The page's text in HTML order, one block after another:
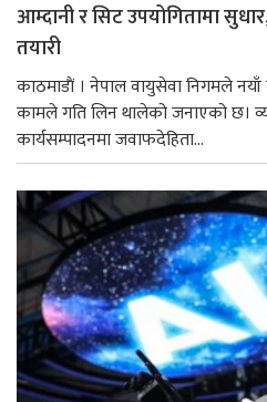
आम्दानी र सिट उपयोगितामा
तयारी
काठमाडाैं । नेपाल वायुसेवा निगमले
कामले गति लिन थालेको जनाएको छ।
कार्यसम्पादनमा जवाफदेहिता...